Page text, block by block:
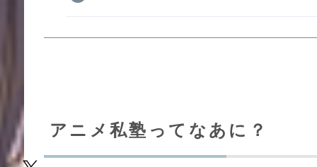
アニメ私塾ってなあに？